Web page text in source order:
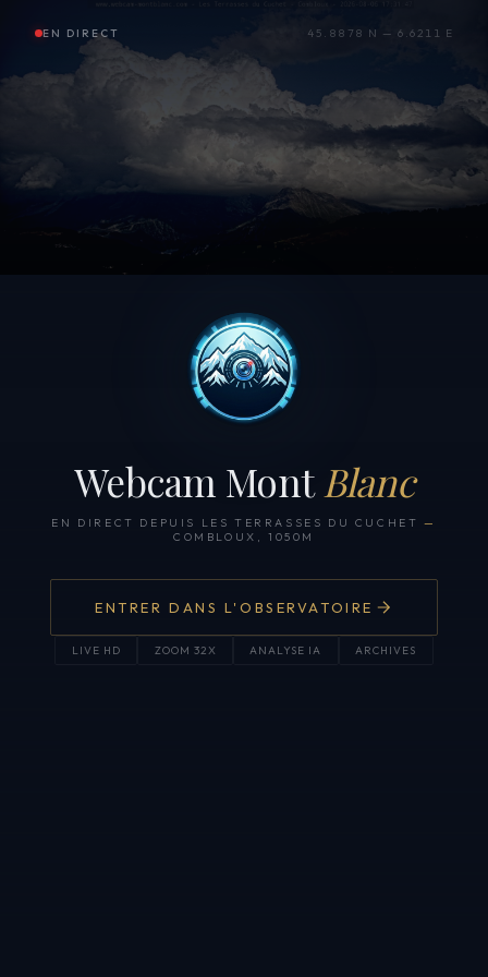
EN DIRECT 45.8878 N — 6.6211 E
Webcam Mont Blanc
EN DIRECT DEPUIS LES TERRASSES DU CUCHET —
COMBLOUX, 1050M
ENTRER DANS L'OBSERVATOIRE
LIVE HD ZOOM 32X ANALYSE IA ARCHIVES